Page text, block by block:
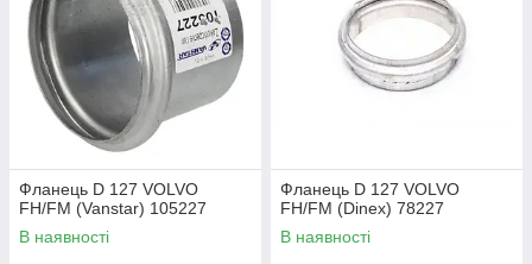
Фланець D 127 VOLVO
FH/FM (Vanstar) 105227
В наявності
Фланець D 127 VOLVO
FH/FM (Dinex) 78227
В наявності